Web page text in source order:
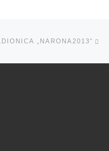
„NARONA2013“